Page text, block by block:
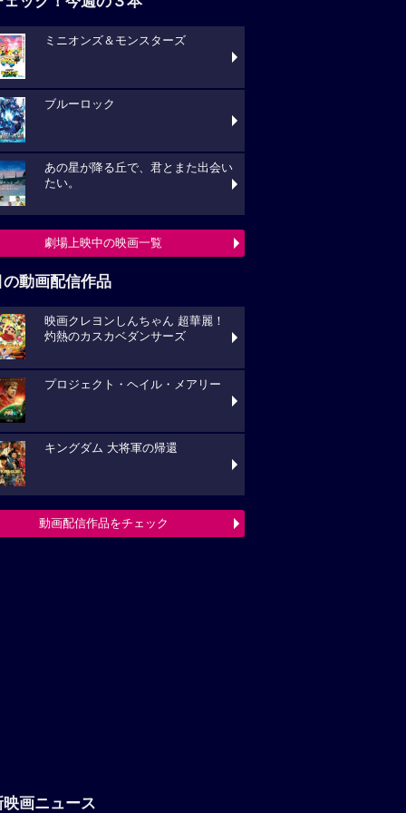
ミニオンズ＆モンスターズ
ブルーロック
あの星が降る丘で、君とまた出会い
たい。
劇場上映中の映画一覧
の動画配信作品
映画クレヨンしんちゃん 超華麗！
灼熱のカスカベダンサーズ
プロジェクト・ヘイル・メアリー
キングダム 大将軍の帰還
動画配信作品をチェック
映画ニュース